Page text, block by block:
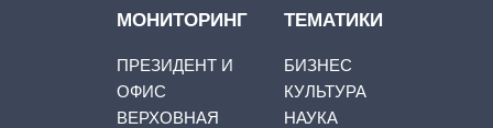
МОНИТОРИНГ
ПРЕЗИДЕНТ И
ОФИС
ВЕРХОВНАЯ
ТЕМАТИКИ
БИЗНЕС
КУЛЬТУРА
НАУКА